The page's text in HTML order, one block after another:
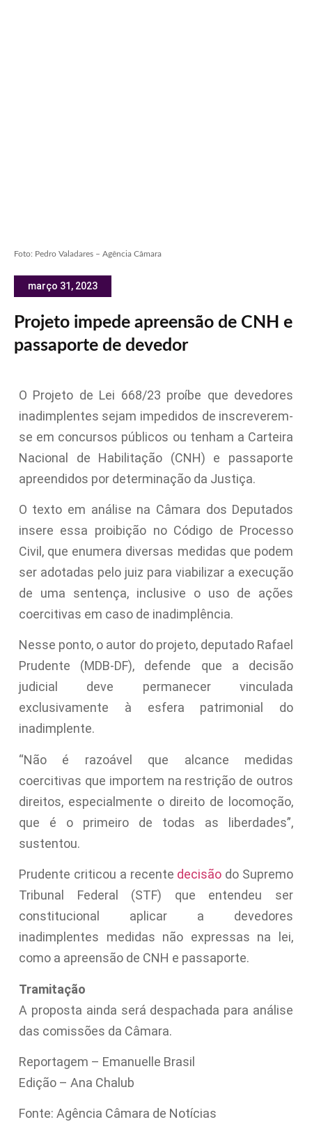
Foto: Pedro Valadares – Agência Câmara
março 31, 2023
Projeto impede apreensão de CNH e
passaporte de devedor
O Projeto de Lei 668/23 proíbe que devedores
inadimplentes sejam impedidos de inscreverem-
se em concursos públicos ou tenham a Carteira
Nacional de Habilitação (CNH) e passaporte
apreendidos por determinação da Justiça.
O texto em análise na Câmara dos Deputados
insere essa proibição no Código de Processo
Civil, que enumera diversas medidas que podem
ser adotadas pelo juiz para viabilizar a execução
de uma sentença, inclusive o uso de ações
coercitivas em caso de inadimplência.
Nesse ponto, o autor do projeto, deputado Rafael
Prudente (MDB-DF), defende que a decisão
judicial deve permanecer vinculada
exclusivamente à esfera patrimonial do
inadimplente.
“Não é razoável que alcance medidas
coercitivas que importem na restrição de outros
direitos, especialmente o direito de locomoção,
que é o primeiro de todas as liberdades”,
sustentou.
Prudente criticou a recente decisão do Supremo
Tribunal Federal (STF) que entendeu ser
constitucional aplicar a devedores
inadimplentes medidas não expressas na lei,
como a apreensão de CNH e passaporte.
Tramitação
A proposta ainda será despachada para análise
das comissões da Câmara.
Reportagem – Emanuelle Brasil
Edição – Ana Chalub
Fonte: Agência Câmara de Notícias